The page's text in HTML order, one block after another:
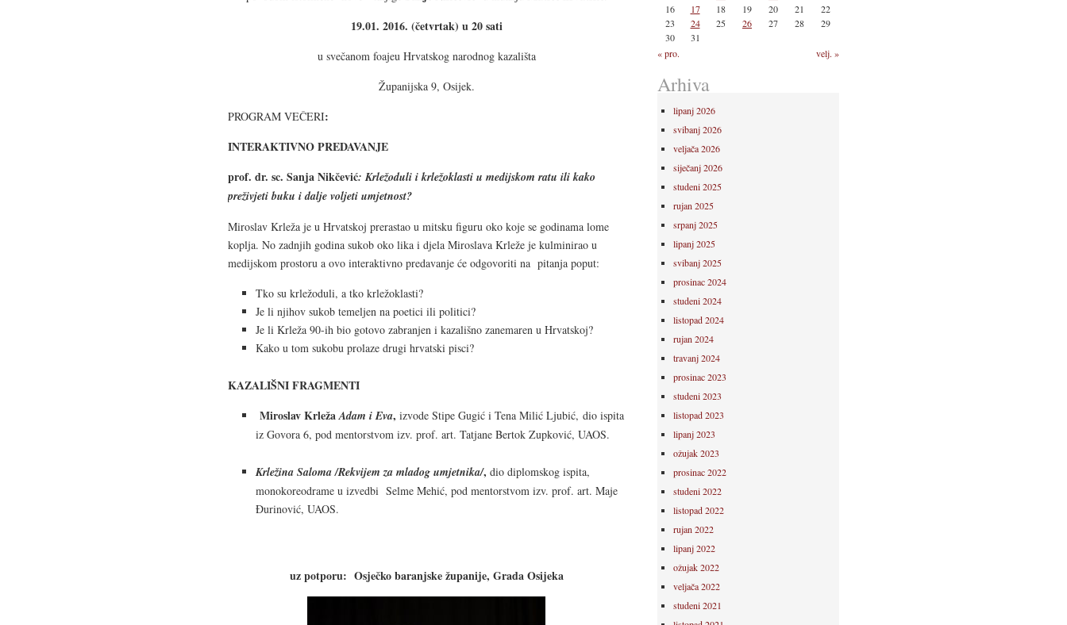
19.01. 2016. (četvrtak) u 20 sati
u svečanom foajeu Hrvatskog narodnog kazališta
Županijska 9, Osijek.
PROGRAM VEČERI:
INTERAKTIVNO PREDAVANJE
prof. dr. sc. Sanja Nikčević: Krležoduli i krležoklasti u medijskom ratu ili kako
preživjeti buku i dalje voljeti umjetnost?
Miroslav Krleža je u Hrvatskoj prerastao u mitsku figuru oko koje se godinama lome
koplja. No zadnjih godina sukob oko lika i djela Miroslava Krleže je kulminirao u
medijskom prostoru a ovo interaktivno predavanje će odgovoriti na pitanja poput:
Tko su krležoduli, a tko krležoklasti?
Je li njihov sukob temeljen na poetici ili politici?
Je li Krleža 90-ih bio gotovo zabranjen i kazališno zanemaren u Hrvatskoj?
Kako u tom sukobu prolaze drugi hrvatski pisci?
KAZALIŠNI FRAGMENTI
Miroslav KrležaAdam i Eva, izvode Stipe Gugić i Tena Milić Ljubić, dio ispita
iz Govora 6, pod mentorstvom izv. prof. art. Tatjane Bertok Zupković, UAOS.
Krležina Saloma /Rekvijem za mladog umjetnika/, dio diplomskog ispita,
monokoreodrame u izvedbi Selme Mehić, pod mentorstvom izv. prof. art. Maje
Đurinović, UAOS.
uz potporu: Osječko baranjske županije, Grada Osijeka
« pro. velj. »
16
17 18 19 20 21
22
23
24 25 26 27 28
29
30
31
Arhiva
lipanj 2026
svibanj 2026
veljača 2026
siječanj 2026
studeni 2025
rujan 2025
srpanj 2025
lipanj 2025
svibanj 2025
prosinac 2024
studeni 2024
listopad 2024
rujan 2024
travanj 2024
prosinac 2023
studeni 2023
listopad 2023
lipanj 2023
ožujak 2023
prosinac 2022
studeni 2022
listopad 2022
rujan 2022
lipanj 2022
ožujak 2022
veljača 2022
studeni 2021